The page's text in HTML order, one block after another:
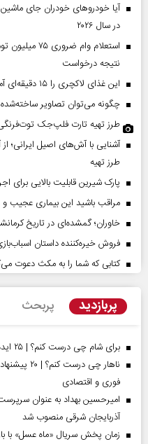
آیا خودروهای خودران جای
در سال ۲۰۲۶
استعلام وام
نتیجه درخواست
این غذای لاکچری را ۱۵ دقیقه‌ای آماده کنید
چگونه می‌توان تصاویر
طرز تهیه تارت فلپ‌جک توت‌فرنگی
آشنایی با آش‌های اصیل
طرز تهیه
پارک شیرین قابلیت‌ بالایی برای
مراقب باشید این بیماری عجیب و
خاوران؛ گمشده‌ای در تاریخ
فروش خیره‌کننده داستان اسباب‌بازی ۵؛ بزرگ‌ترین افتتاحیه سال برای
کتابی که شما را به مکث دعوت
پربازدید پربحث
برای شام چی درست کنم؟ | ۲۵ ایده خوشمزه، ساده و فوری برای شام امشب
ناهار چی
فوری و اقتصادی
امیرحسین بهداد به عنوان
آذربایجان شرقی منصوب شد
زمان پخش سریال «ماه عسل» با